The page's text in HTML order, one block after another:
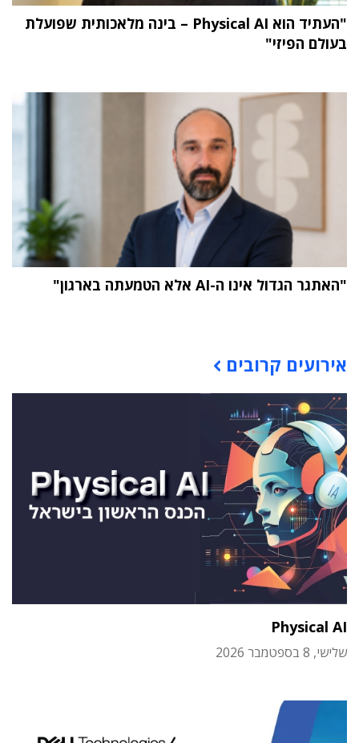
"העתיד הוא Physical AI – בינה מלאכותית שפועלת
בעולם הפיזי"
"האתגר הגדול אינו ה-AI אלא הטמעתה בארגון"
אירועים קרובים
Physical AI
שלישי, 8 בספטמבר 2026